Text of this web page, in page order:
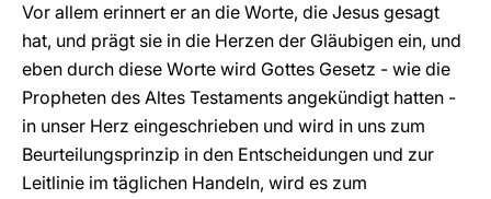
Vor allem erinnert er an die Worte, die Jesus gesagt
hat, und prägt sie in die Herzen der Gläubigen ein, und
eben durch diese Worte wird Gottes Gesetz - wie die
Propheten des Altes Testaments angekündigt hatten -
in unser Herz eingeschrieben und wird in uns zum
Beurteilungsprinzip in den Entscheidungen und zur
Leitlinie im täglichen Handeln, wird es zum